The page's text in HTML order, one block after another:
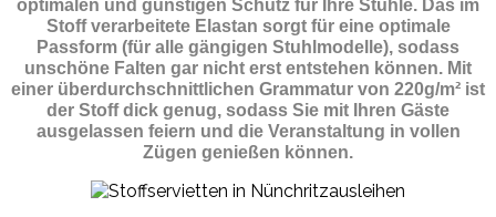
optimalen und günstigen Schutz für Ihre Stühle. Das im
Stoff verarbeitete Elastan sorgt für eine optimale
Passform (für alle gängigen Stuhlmodelle), sodass
unschöne Falten gar nicht erst entstehen können. Mit
einer überdurchschnittlichen Grammatur von 220g/m² ist
der Stoff dick genug, sodass Sie mit Ihren Gäste
ausgelassen feiern und die Veranstaltung in vollen
Zügen genießen können.